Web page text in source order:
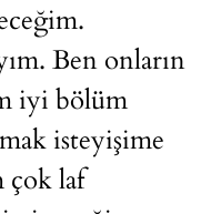
Ben onların
iyi bölüm
isteyişime
çok laf